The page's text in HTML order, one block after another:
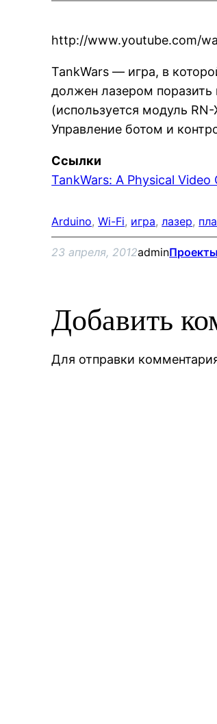
http://www.youtube.com/
TankWars — игра, в
должен лазером поразить
(используется модуль
Управление ботом и
Ссылки
TankWars: A Physical Video
Arduino, Wi-Fi, игра, лазер,
23 апреля, 2012admin
Добавить
Для отправки